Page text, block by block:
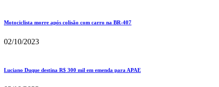
Motociclista morre após colisão com carro na BR-407
02/10/2023
Luciano Duque destina R$ 300 mil em emenda para APAE